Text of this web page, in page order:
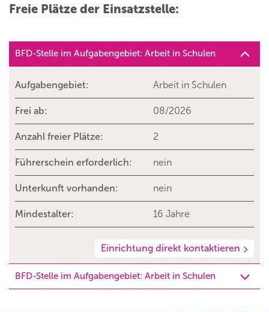
Freie Plätze der Einsatzstelle:
BFD-Stelle im Aufgabengebiet: Arbeit in Schulen
Aufgabengebiet: Arbeit in Schulen
Frei ab: 08/2026
Anzahl freier Plätze: 2
Führerschein erforderlich: nein
Unterkunft vorhanden: nein
Mindestalter: 16 Jahre
Einrichtung direkt kontaktieren
BFD-Stelle im Aufgabengebiet: Arbeit in Schulen